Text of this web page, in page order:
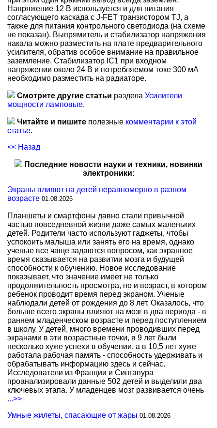
Напряжение 12 В используется и для питания
согласующего каскада с J-FET транзистором TJ, а
также для питания контрольного светодиода (на схеме
не показан). Выпрямитель и стабилизатор напряжения
накала можно разместить на плате предварительного
усилителя, обратив особое внимание на правильное
заземление. Стабилизатор IC1 при входном
напряжении около 24 В и потребляемом токе 300 мА
необходимо разместить на радиаторе.
Смотрите другие статьи раздела Усилители
мощности ламповые.
Читайте и пишите полезные комментарии к этой
статье.
<< Назад
Последние новости науки и техники, новинки
электроники:
Экраны влияют на детей неравномерно в разном
возрасте 01.08.2026
Планшеты и смартфоны давно стали привычной
частью повседневной жизни даже самых маленьких
детей. Родители часто используют гаджеты, чтобы
успокоить малыша или занять его на время, однако
ученые все чаще задаются вопросом, как экранное
время сказывается на развитии мозга и будущей
способности к обучению. Новое исследование
показывает, что значение имеет не только
продолжительность просмотра, но и возраст, в котором
ребенок проводит время перед экраном. Ученые
наблюдали детей от рождения до 8 лет. Оказалось, что
больше всего экраны влияют на мозг в два периода - в
раннем младенческом возрасте и перед поступлением
в школу. У детей, много времени проводивших перед
экранами в эти возрастные точки, в 9 лет были
несколько хуже успехи в обучении, а в 10,5 лет хуже
работала рабочая память - способность удерживать и
обрабатывать информацию здесь и сейчас.
Исследователи из Франции и Сингапура
проанализировали данные 502 детей и выделили два
ключевых этапа. У младенцев мозг развивается очень
...>>
Умные жилеты, спасающие от жары 01.08.2026